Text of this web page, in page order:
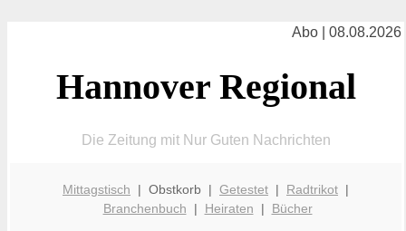
Abo | 08.08.2026
Hannover Regional
Die Zeitung mit Nur Guten Nachrichten
Mittagstisch | Obstkorb | Getestet | Radtrikot |
Branchenbuch | Heiraten | Bücher